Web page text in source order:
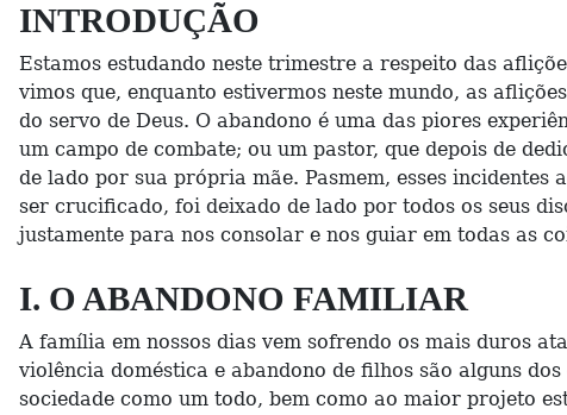
INTRODUÇÃO
Estamos estudando neste trimestre a respeito das
vimos que, enquanto estivermos neste mundo, as
do servo de Deus. O abandono é uma das piores
um campo de combate; ou um pastor, que depois de
de lado por sua própria mãe. Pasmem, esses incidentes
ser crucificado, foi deixado de lado por todos os seus
justamente para nos consolar e nos guiar em todas as
I. O ABANDONO FAMILIAR
A família em nossos dias vem sofrendo os mais duros
violência doméstica e abandono de filhos são alguns
sociedade como um todo, bem como ao maior projeto